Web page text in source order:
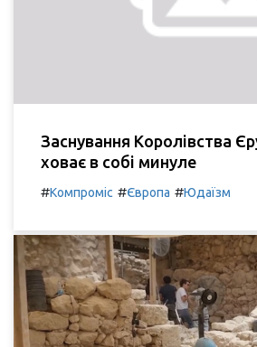
Заснування Королівства
ховає в собі минуле
#Компроміс #Європа #Юдаїзм